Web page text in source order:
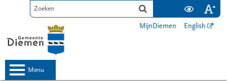
MijnDiemen English
menu